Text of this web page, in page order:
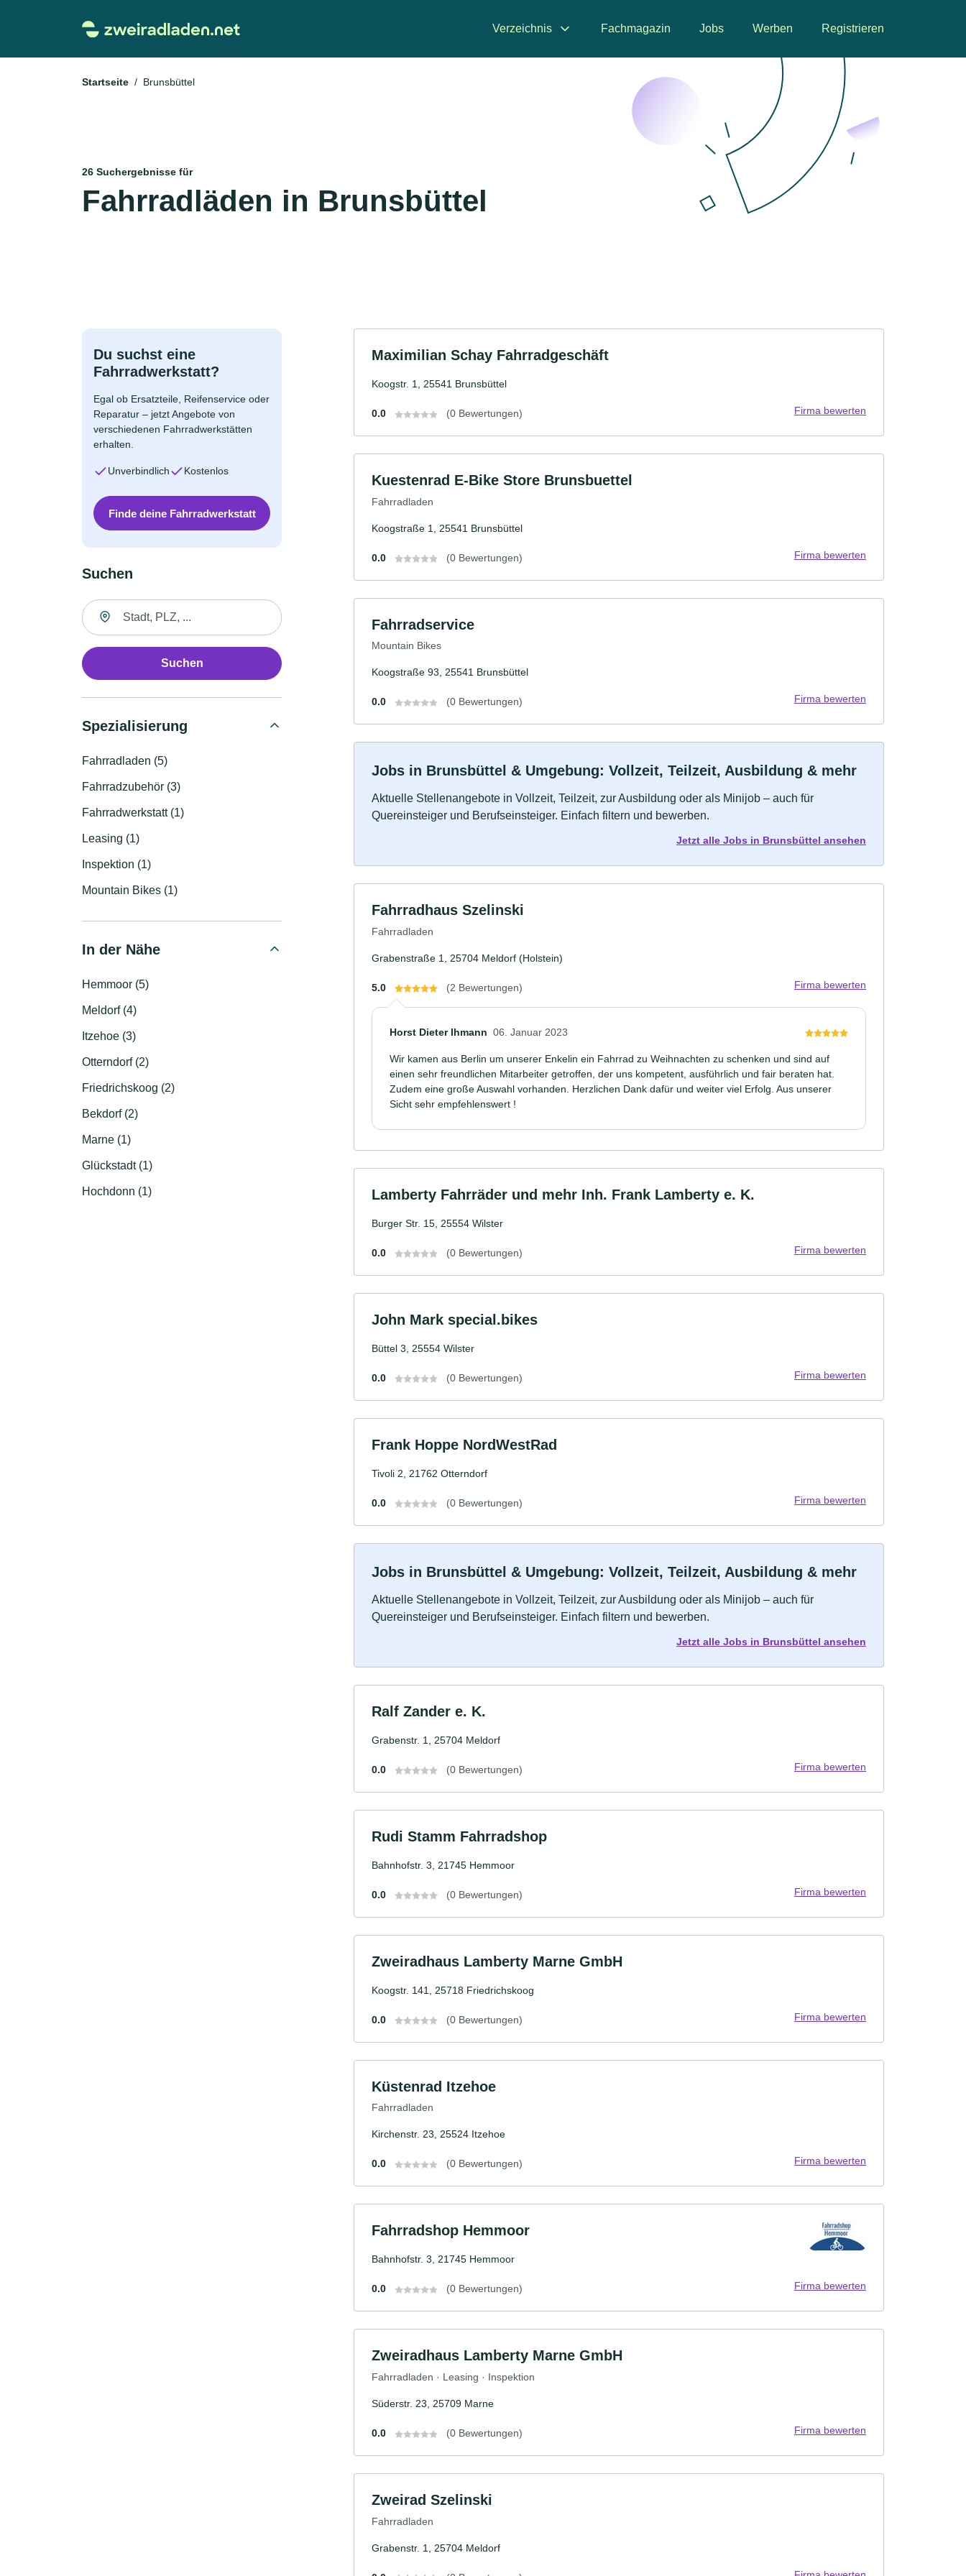
Verzeichnis Fachmagazin Jobs Werben Registrieren
Startseite Brunsbüttel
26 Suchergebnisse für
Fahrradläden in Brunsbüttel
Du suchst eine
Fahrradwerkstatt?
Egal ob Ersatzteile, Reifenservice oder
Reparatur – jetzt Angebote von
verschiedenen Fahrradwerkstätten
erhalten.
Unverbindlich Kostenlos
Finde deine Fahrradwerkstatt
Suchen
Suche nach Ort
Suchen
Spezialisierung
Fahrradladen (5)
Fahrradzubehör (3)
Fahrradwerkstatt (1)
Leasing (1)
Inspektion (1)
Mountain Bikes (1)
In der Nähe
Hemmoor (5)
Meldorf (4)
Itzehoe (3)
Otterndorf (2)
Friedrichskoog (2)
Bekdorf (2)
Marne (1)
Glückstadt (1)
Hochdonn (1)
Maximilian Schay Fahrradgeschäft
Koogstr. 1, 25541 Brunsbüttel
0.0 (0 Bewertungen) Firma bewerten
Kuestenrad E-Bike Store Brunsbuettel
Fahrradladen
Koogstraße 1, 25541 Brunsbüttel
0.0 (0 Bewertungen) Firma bewerten
Fahrradservice
Mountain Bikes
Koogstraße 93, 25541 Brunsbüttel
0.0 (0 Bewertungen) Firma bewerten
Jobs in Brunsbüttel & Umgebung: Vollzeit, Teilzeit, Ausbildung & mehr
Aktuelle Stellenangebote in Vollzeit, Teilzeit, zur Ausbildung oder als Minijob – auch für
Quereinsteiger und Berufseinsteiger. Einfach filtern und bewerben.
Jetzt alle Jobs in Brunsbüttel ansehen
Fahrradhaus Szelinski
Fahrradladen
Grabenstraße 1, 25704 Meldorf (Holstein)
5.0 (2 Bewertungen) Firma bewerten
Horst Dieter Ihmann 06. Januar 2023
Wir kamen aus Berlin um unserer Enkelin ein Fahrrad zu Weihnachten zu schenken und sind auf
einen sehr freundlichen Mitarbeiter getroffen, der uns kompetent, ausführlich und fair beraten hat.
Zudem eine große Auswahl vorhanden. Herzlichen Dank dafür und weiter viel Erfolg. Aus unserer
Sicht sehr empfehlenswert !
Lamberty Fahrräder und mehr Inh. Frank Lamberty e. K.
Burger Str. 15, 25554 Wilster
0.0 (0 Bewertungen) Firma bewerten
John Mark special.bikes
Büttel 3, 25554 Wilster
0.0 (0 Bewertungen) Firma bewerten
Frank Hoppe NordWestRad
Tivoli 2, 21762 Otterndorf
0.0 (0 Bewertungen) Firma bewerten
Jobs in Brunsbüttel & Umgebung: Vollzeit, Teilzeit, Ausbildung & mehr
Aktuelle Stellenangebote in Vollzeit, Teilzeit, zur Ausbildung oder als Minijob – auch für
Quereinsteiger und Berufseinsteiger. Einfach filtern und bewerben.
Jetzt alle Jobs in Brunsbüttel ansehen
Ralf Zander e. K.
Grabenstr. 1, 25704 Meldorf
0.0 (0 Bewertungen) Firma bewerten
Rudi Stamm Fahrradshop
Bahnhofstr. 3, 21745 Hemmoor
0.0 (0 Bewertungen) Firma bewerten
Zweiradhaus Lamberty Marne GmbH
Koogstr. 141, 25718 Friedrichskoog
0.0 (0 Bewertungen) Firma bewerten
Küstenrad Itzehoe
Fahrradladen
Kirchenstr. 23, 25524 Itzehoe
0.0 (0 Bewertungen) Firma bewerten
Fahrradshop Hemmoor
Bahnhofstr. 3, 21745 Hemmoor
0.0 (0 Bewertungen) Firma bewerten
Zweiradhaus Lamberty Marne GmbH
Fahrradladen · Leasing · Inspektion
Süderstr. 23, 25709 Marne
0.0 (0 Bewertungen) Firma bewerten
Zweirad Szelinski
Fahrradladen
Grabenstr. 1, 25704 Meldorf